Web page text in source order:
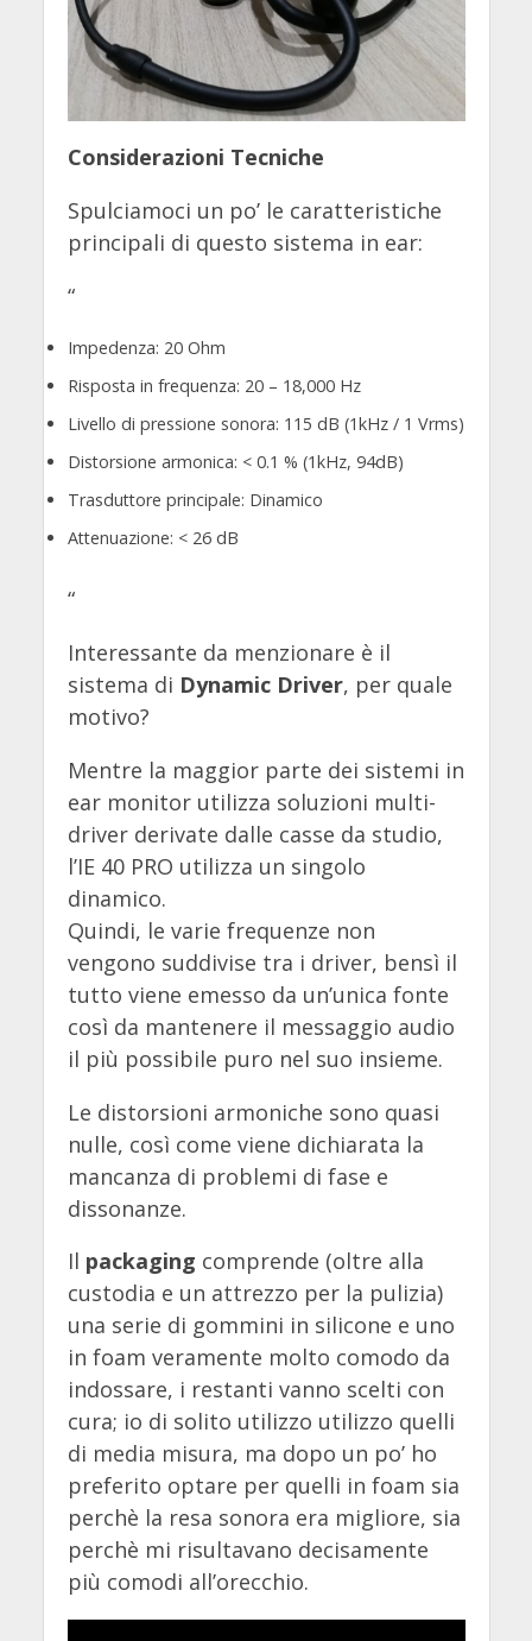
Considerazioni Tecniche
Spulciamoci un po’ le caratteristiche
principali di questo sistema in ear:
“
Impedenza: 20 Ohm
Risposta in frequenza: 20 – 18,000 Hz
Livello di pressione sonora: 115 dB (1kHz / 1 Vrms)
Distorsione armonica: < 0.1 % (1kHz, 94dB)
Trasduttore principale: Dinamico
Attenuazione: < 26 dB
“
Interessante da menzionare è il
sistema di Dynamic Driver, per quale
motivo?
Mentre la maggior parte dei sistemi in
ear monitor utilizza soluzioni multi-
driver derivate dalle casse da studio,
l’IE 40 PRO utilizza un singolo
dinamico.
Quindi, le varie frequenze non
vengono suddivise tra i driver, bensì il
tutto viene emesso da un’unica fonte
così da mantenere il messaggio audio
il più possibile puro nel suo insieme.
Le distorsioni armoniche sono quasi
nulle, così come viene dichiarata la
mancanza di problemi di fase e
dissonanze.
Il packaging comprende (oltre alla
custodia e un attrezzo per la pulizia)
una serie di gommini in silicone e uno
in foam veramente molto comodo da
indossare, i restanti vanno scelti con
cura; io di solito utilizzo utilizzo quelli
di media misura, ma dopo un po’ ho
preferito optare per quelli in foam sia
perchè la resa sonora era migliore, sia
perchè mi risultavano decisamente
più comodi all’orecchio.